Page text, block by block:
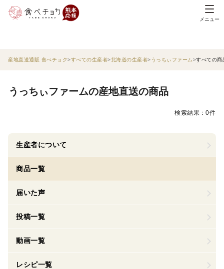
メニュー
産地直送通販 食べチョク すべての生産者 北海道の生産者 うっちぃファーム すべての商
うっちぃファームの産地直送の商品
検索結果：0件
生産者について
商品一覧
届いた声
投稿一覧
動画一覧
レシピ一覧